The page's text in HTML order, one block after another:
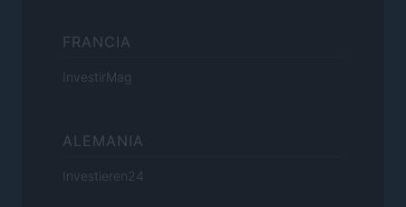
FRANCIA
InvestirMag
ALEMANIA
Investieren24